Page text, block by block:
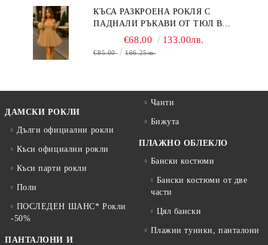
КЪСА РАЗКРОЕНА РОКЛЯ С
ПАДНАЛИ РЪКАВИ ОТ ТЮЛ В
БЕЖОВО€68.00 133.00лв.
€85.00 166.25лв.
ДАМСКИ РОКЛИ
Дълги официални рокли
Къси официални рокли
Къси парти рокли
Поли
ПОСЛЕДЕН ШАНС* Рокли
-50%
ПАНТАЛОНИ И
Чанти
Бижута
ПЛАЖНО ОБЛЕКЛО
Бански костюми
Бански костюми от две
части
Цял бански
Плажни туники, панталони